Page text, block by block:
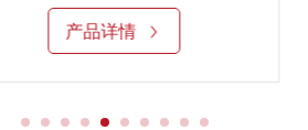
产品详情